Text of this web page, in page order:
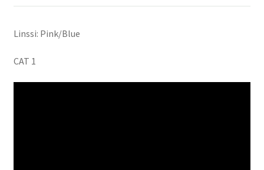
Linssi: Pink/Blue
CAT 1